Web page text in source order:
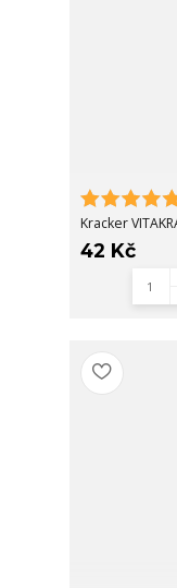
Kracker
42 Kč